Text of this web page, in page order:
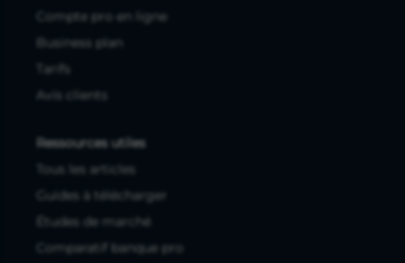
Compte pro en ligne
Business plan
Tarifs
Avis clients
Ressources utiles
Tous les articles
Guides à télécharger
Études de marché
Comparatif banque pro